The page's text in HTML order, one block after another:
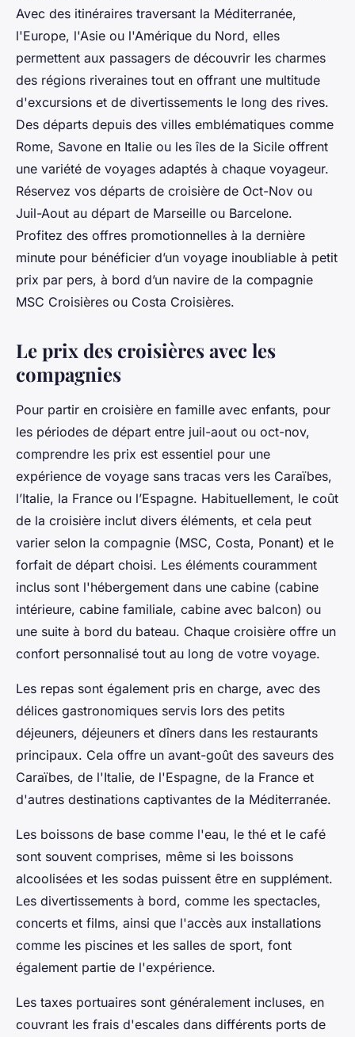
Avec des itinéraires traversant la Méditerranée,
l'Europe, l'Asie ou l'Amérique du Nord, elles
permettent aux passagers de découvrir les charmes
des régions riveraines tout en offrant une multitude
d'excursions et de divertissements le long des rives.
Des départs depuis des villes emblématiques comme
Rome, Savone en Italie ou les îles de la Sicile offrent
une variété de voyages adaptés à chaque voyageur.
Réservez vos départs de croisière de Oct-Nov ou
Juil-Aout au départ de Marseille ou Barcelone.
Profitez des offres promotionnelles à la dernière
minute pour bénéficier d’un voyage inoubliable à petit
prix par pers, à bord d’un navire de la compagnie
MSC Croisières ou Costa Croisières.
Le prix des croisières avec les
compagnies
Pour partir en croisière en famille avec enfants, pour
les périodes de départ entre juil-aout ou oct-nov,
comprendre les prix est essentiel pour une
expérience de voyage sans tracas vers les Caraïbes,
l’Italie, la France ou l’Espagne. Habituellement, le coût
de la croisière inclut divers éléments, et cela peut
varier selon la compagnie (MSC, Costa, Ponant) et le
forfait de départ choisi. Les éléments couramment
inclus sont l'hébergement dans une cabine (cabine
intérieure, cabine familiale, cabine avec balcon) ou
une suite à bord du bateau. Chaque croisière offre un
confort personnalisé tout au long de votre voyage.
Les repas sont également pris en charge, avec des
délices gastronomiques servis lors des petits
déjeuners, déjeuners et dîners dans les restaurants
principaux. Cela offre un avant-goût des saveurs des
Caraïbes, de l'Italie, de l'Espagne, de la France et
d'autres destinations captivantes de la Méditerranée.
Les boissons de base comme l'eau, le thé et le café
sont souvent comprises, même si les boissons
alcoolisées et les sodas puissent être en supplément.
Les divertissements à bord, comme les spectacles,
concerts et films, ainsi que l'accès aux installations
comme les piscines et les salles de sport, font
également partie de l'expérience.
Les taxes portuaires sont généralement incluses, en
couvrant les frais d'escales dans différents ports de